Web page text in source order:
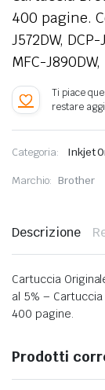
400 pagine.
J572DW,
MFC-
Categoria: Inkjet
Marchio: Brother
Descrizione
Cartuccia
al 5% –
400 pagine.
Prodotti